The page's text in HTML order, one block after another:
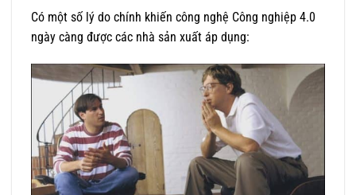
Có một số lý do chính khiến công nghệ Công nghiệp 4.0
ngày càng được các nhà sản xuất áp dụng: